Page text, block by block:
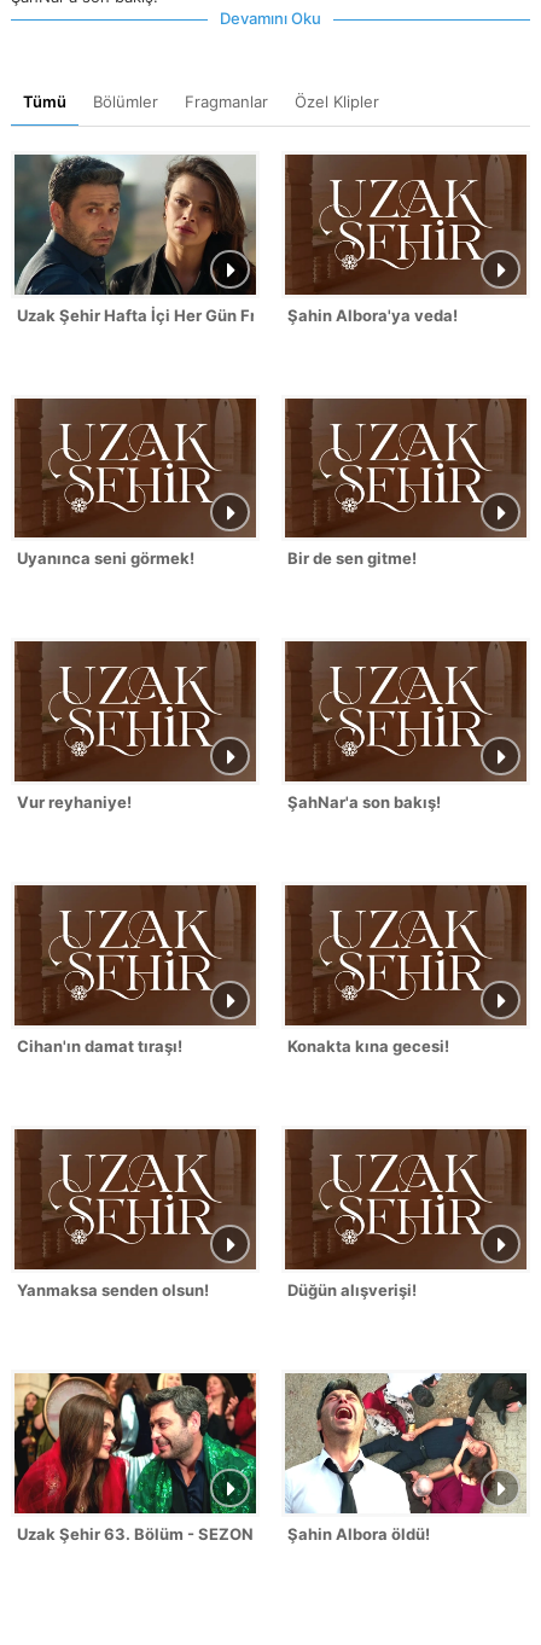
Devamını Oku
Tümü Bölümler Fragmanlar Özel Klipler
Uzak Şehir Hafta İçi Her Gün FragmanıŞahin Albora'ya veda!
Uyanınca seni görmek! Bir de sen gitme!
Vur reyhaniye! ŞahNar'a son bakış!
Cihan'ın damat tıraşı! Konakta kına gecesi!
Yanmaksa senden olsun! Düğün alışverişi!
Uzak Şehir 63. Bölüm - SEZON FİNALİŞahin Albora öldü!